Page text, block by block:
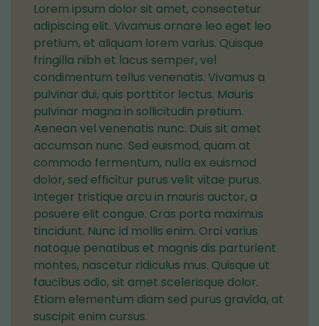
Lorem ipsum dolor sit amet, consectetur
adipiscing elit. Vivamus ornare leo eget leo
pretium, et aliquam lorem varius. Quisque
fringilla nibh et lacus semper, vel
condimentum tellus venenatis. Vivamus a
pulvinar dui, quis porttitor lectus. Mauris
pulvinar magna in sollicitudin pretium.
Aenean vel venenatis nunc. Duis sit amet
accumsan nunc. Sed euismod, quam at
commodo fermentum, nulla ex euismod
dolor, sed efficitur purus velit vitae purus.
Integer tristique arcu in mauris auctor, a
posuere elit congue. Cras porta maximus
tincidunt. Nunc id mollis enim. Orci varius
natoque penatibus et magnis dis parturient
montes, nascetur ridiculus mus. Quisque ut
faucibus odio, sit amet scelerisque dolor.
Etiam elementum diam sed purus gravida, at
suscipit enim cursus.